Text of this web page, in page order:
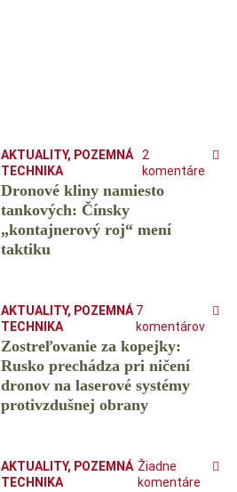
AKTUALITY, POZEMNÁ
TECHNIKA
2
komentáre
Dronové kliny namiesto
tankových: Čínsky
️„kontajnerový roj“ mení
taktiku
AKTUALITY, POZEMNÁ
TECHNIKA
7
komentárov
Zostreľovanie za kopejky:
Rusko prechádza pri ničení
dronov na laserové systémy
protivzdušnej obrany
AKTUALITY, POZEMNÁ
TECHNIKA
Žiadne
komentáre